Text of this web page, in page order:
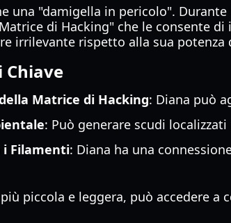
una "damigella in pericolo".
di Hacking" che le consente
irrilevante rispetto alla sua potenza
Matrice di Hacking: Diana può
: Può generare scudi
Filamenti: Diana ha una
più piccola e leggera, può accedere